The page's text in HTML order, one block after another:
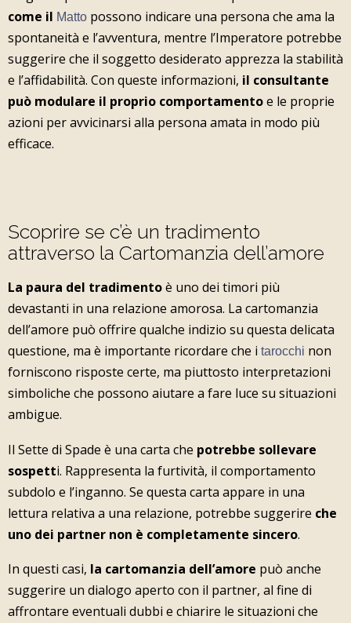
come il Matto possono indicare una persona che ama la
spontaneità e l’avventura, mentre l’Imperatore potrebbe
suggerire che il soggetto desiderato apprezza la stabilità
e l’affidabilità. Con queste informazioni, il consultante
può modulare il proprio comportamentoe le proprie
azioni per avvicinarsi alla persona amata in modo più
efficace.
Scoprire se c’è un tradimento
attraverso la Cartomanzia dell’amore
La paura del tradimentoè uno dei timori più
devastanti in una relazione amorosa. La cartomanzia
dell’amore può offrire qualche indizio su questa delicata
questione, ma è importante ricordare che i tarocchi non
forniscono risposte certe, ma piuttosto interpretazioni
simboliche che possono aiutare a fare luce su situazioni
ambigue.
Il Sette di Spade è una carta che potrebbe sollevare
sospetti. Rappresenta la furtività, il comportamento
subdolo e l’inganno. Se questa carta appare in una
lettura relativa a una relazione, potrebbe suggerire che
uno dei partner non è completamente sincero.
In questi casi, la cartomanzia dell’amore può anche
suggerire un dialogo aperto con il partner, al fine di
affrontare eventuali dubbi e chiarire le situazioni che